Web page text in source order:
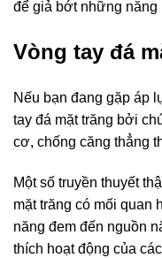
để giả bớt những
Vòng tay đá
Nếu bạn đang gặp áp
tay đá mặt trăng bởi
cơ, chống căng thẳng
Một số truyền thuyết
mặt trăng có mối quan
năng đem đến nguồn
thích hoạt động của